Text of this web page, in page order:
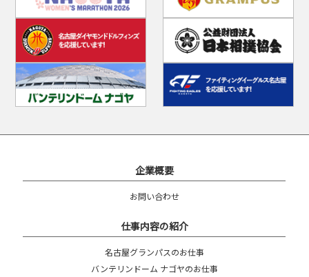
企業概要
お問い合わせ
仕事内容の紹介
名古屋グランパスのお仕事
バンテリンドーム ナゴヤのお仕事